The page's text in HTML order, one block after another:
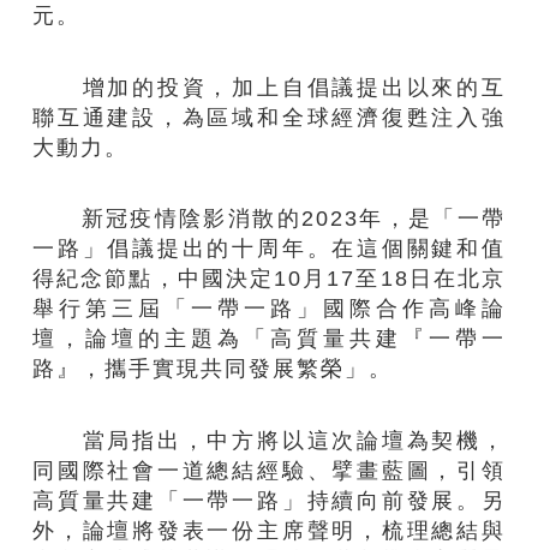
元。
增加的投資，加上自倡議提出以來的互
聯互通建設，為區域和全球經濟復甦注入強
大動力。
新冠疫情陰影消散的2023年，是「一帶
一路」倡議提出的十周年。在這個關鍵和值
得紀念節點，中國決定10月17至18日在北京
舉行第三屆「一帶一路」國際合作高峰論
壇，論壇的主題為「高質量共建『一帶一
路』，攜手實現共同發展繁榮」。
當局指出，中方將以這次論壇為契機，
同國際社會一道總結經驗、擘畫藍圖，引領
高質量共建「一帶一路」持續向前發展。另
外，論壇將發表一份主席聲明，梳理總結與